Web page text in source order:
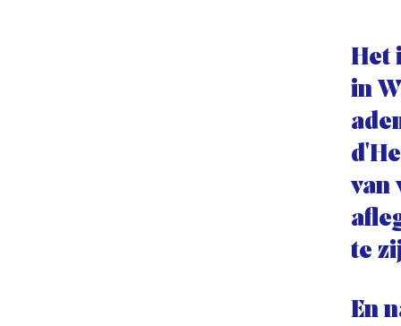
Het
in
van
te
En